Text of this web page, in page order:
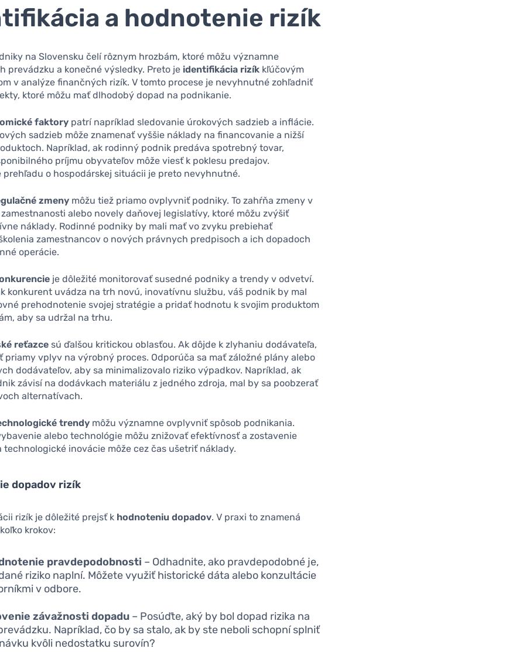
a hodnotenie rizík
na Slovensku čelí rôznym hrozbám, ktoré môžu významne
prevádzku a konečné výsledky. Preto je identifikácia rizík kľúčovým
v analýze finančných rizík. V tomto procese je nevyhnutné zohľadniť
ktoré môžu mať dlhodobý dopad na podnikanie.
faktory patrí napríklad sledovanie úrokových sadzieb a inflácie.
sadzieb môže znamenať vyššie náklady na financovanie a nižší
Napríklad, ak rodinný podnik predáva spotrebný tovar,
príjmu obyvateľov môže viesť k poklesu predajov.
prehľadu o hospodárskej situácii je preto nevyhnutné.
zmeny môžu tiež priamo ovplyvniť podniky. To zahŕňa zmeny v
alebo novely daňovej legislatívy, ktoré môžu zvýšiť
náklady. Rodinné podniky by mali mať vo zvyku prebiehať
zamestnancov o nových právnych predpisoch a ich dopadoch
operácie.
je dôležité monitorovať susedné podniky a trendy v odvetví.
konkurent uvádza na trh novú, inovatívnu službu, váš podnik by mal
prehodnotenie svojej stratégie a pridať hodnotu k svojim produktom
aby sa udržal na trhu.
reťazce sú ďalšou kritickou oblasťou. Ak dôjde k zlyhaniu dodávateľa,
priamy vplyv na výrobný proces. Odporúča sa mať záložné plány alebo
dodávateľov, aby sa minimalizovalo riziko výpadkov. Napríklad, ak
závisí na dodávkach materiálu z jedného zdroja, mal by sa poobzerať
alternatívach.
trendy môžu významne ovplyvniť spôsob podnikania.
alebo technológie môžu znižovať efektívnosť a zostavenie
technologické inovácie môže cez čas ušetriť náklady.
dopadov rizík
rizík je dôležité prejsť k hodnoteniu dopadov. V praxi to znamená
krokov:
pravdepodobnosti – Odhadnite, ako pravdepodobné je,
riziko naplní. Môžete využiť historické dáta alebo konzultácie
v odbore.
závažnosti dopadu – Posúďte, aký by bol dopad rizika na
Napríklad, čo by sa stalo, ak by ste neboli schopní splniť
kvôli nedostatku surovín?